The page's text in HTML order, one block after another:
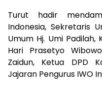
Turut hadir
Indonesia, Sekretaris
Umum Hj. Umi Padilah,
Hari Prasetyo
Zaidun, Ketua DPD
Jajaran Pengurus IWO